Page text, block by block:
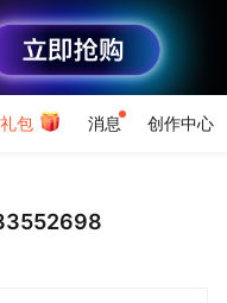
包 消息 创作中心